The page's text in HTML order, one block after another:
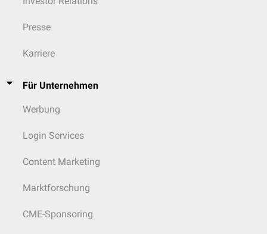
Presse
Karriere
Für Unternehmen
Werbung
Login Services
Content Marketing
Marktforschung
CME-Sponsoring